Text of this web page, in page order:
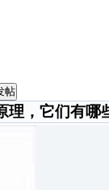
帖
理，它们有哪